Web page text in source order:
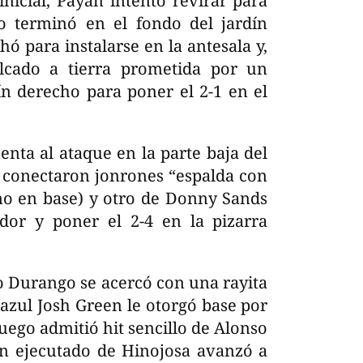
terminó en el fondo del jardín
para instalarse en la antesala y,
a tierra prometida por un
derecho para poner el 2-1 en el
al ataque en la parte baja del
jonrones “espalda con
en base) y otro de Donny Sands
y poner el 2-4 en la pizarra
se acercó con una rayita
Josh Green le otorgó base por
admitió hit sencillo de Alonso
ejecutado de Hinojosa avanzó a